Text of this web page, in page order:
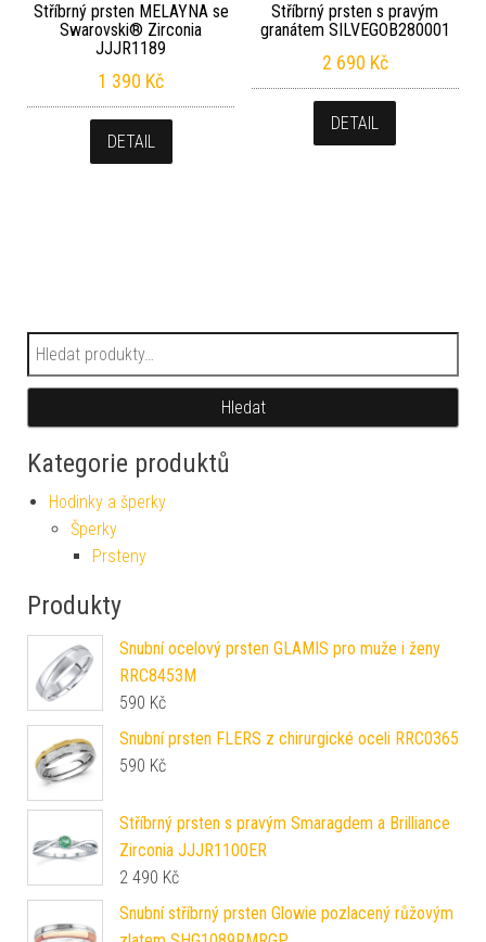
Stříbrný prsten MELAYNA se
Swarovski® Zirconia
JJJR1189
1 390 Kč
DETAIL
Stříbrný prsten s pravým
granátem SILVEGOB280001
2 690 Kč
DETAIL
Hledat:
Hledat
Kategorie produktů
Hodinky a šperky
Šperky
Prsteny
Produkty
Snubní ocelový prsten GLAMIS pro muže i ženy
RRC8453M
590 Kč
Snubní prsten FLERS z chirurgické oceli RRC0365
590 Kč
Stříbrný prsten s pravým Smaragdem a Brilliance
Zirconia JJJR1100ER
2 490 Kč
Snubní stříbrný prsten Glowie pozlacený růžovým